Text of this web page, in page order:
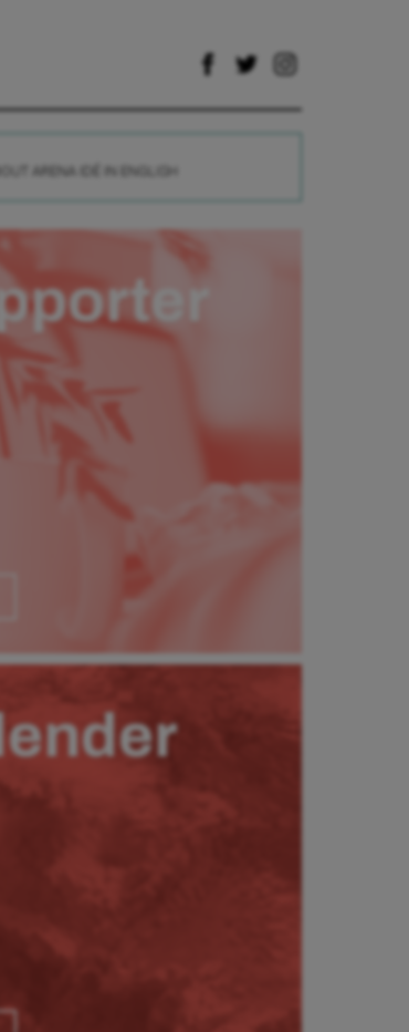
ARENA IDÉ IN ENGLISH